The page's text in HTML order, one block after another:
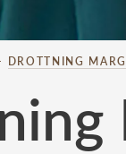
DROTTNING